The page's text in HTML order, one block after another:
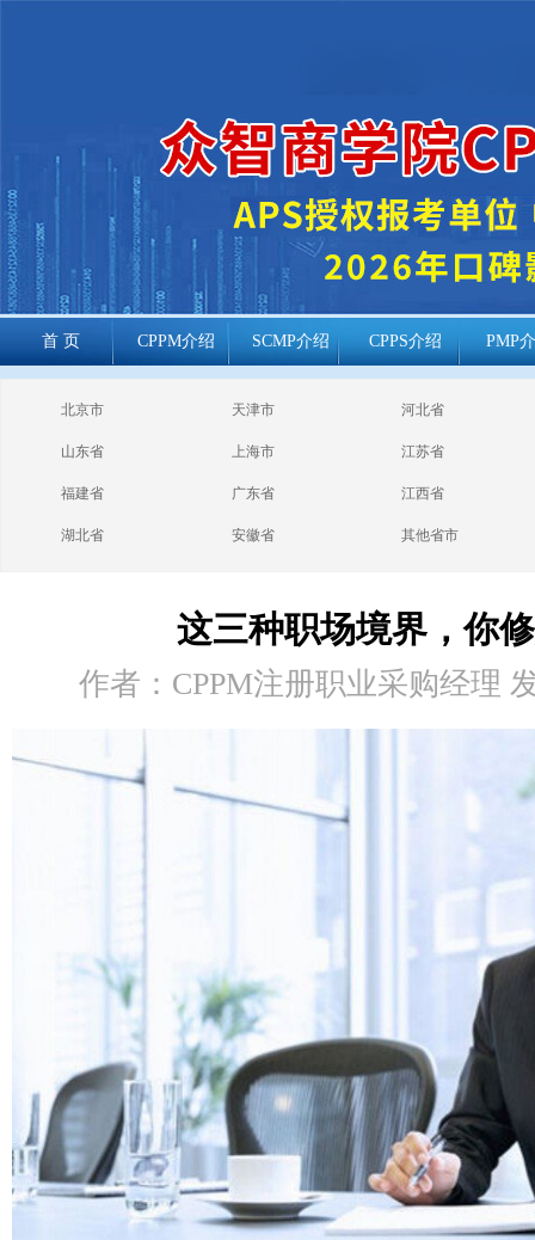
首 页 CPPM介绍 SCMP介绍 CPPS介绍 PMP
cppm报考常见
问题
北京市 天津市 河北省
山东省 上海市 江苏省
福建省 广东省 江西省
湖北省 安徽省 其他省市
这三种职场境界，你
作者：CPPM注册职业采购经理